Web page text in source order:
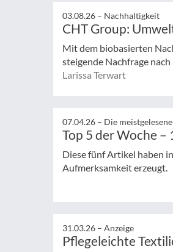
03.08.26 – Nachhaltigkeit
CHT Group:
Mit dem biobasierten
steigende Nachfrage
Larissa Terwart
07.04.26 – Die
Top 5 der Woche –
Diese fünf Artikel haben
Aufmerksamkeit erzeugt.
31.03.26 – Anzeige
Pflegeleichte